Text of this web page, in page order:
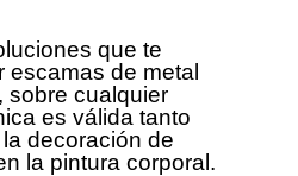
que te
escamas de metal
sobre cualquier
es válida tanto
decoración de
la pintura corporal.